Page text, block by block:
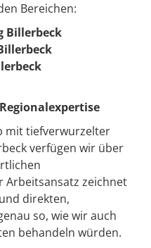
Bereichen:
Billerbeck
mit tiefverwurzelter
verfügen wir über
Arbeitsansatz zeichnet
direkten,
so, wie wir auch
behandeln würden.